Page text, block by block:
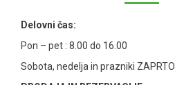
Delovni čas:
Pon – pet : 8.00 do 16.00
Sobota, nedelja in prazniki ZAPRTO